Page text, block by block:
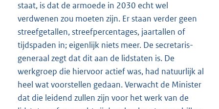
staat, is dat de armoede in 2030 echt wel
verdwenen zou moeten zijn. Er staan verder geen
streefgetallen, streefpercentages, jaartallen of
tijdspaden in; eigenlijk niets meer. De secretaris-
generaal zegt dat dit aan de lidstaten is. De
werkgroep die hiervoor actief was, had natuurlijk al
heel wat voorstellen gedaan. Verwacht de Minister
dat die leidend zullen zijn voor het werk van de